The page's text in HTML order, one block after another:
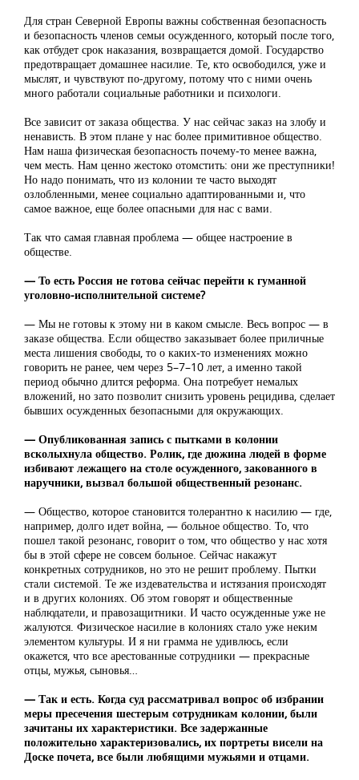
Для стран Северной Европы важны собственная безопасность
и безопасность членов семьи осужденного, который после того,
как отбудет срок наказания, возвращается домой. Государство
предотвращает домашнее насилие. Те, кто освободился, уже и
мыслят, и чувствуют по-другому, потому что с ними очень
много работали социальные работники и психологи.
Все зависит от заказа общества. У нас сейчас заказ на злобу и
ненависть. В этом плане у нас более примитивное общество.
Нам наша физическая безопасность почему-то менее важна,
чем месть. Нам ценно жестоко отомстить: они же преступники!
Но надо понимать, что из колонии те часто выходят
озлобленными, менее социально адаптированными и, что
самое важное, еще более опасными для нас с вами.
Так что самая главная проблема — общее настроение в
обществе.
— То есть Россия не готова сейчас перейти к гуманной
уголовно-исполнительной системе?
— Мы не готовы к этому ни в каком смысле. Весь вопрос — в
заказе общества. Если общество заказывает более приличные
места лишения свободы, то о каких-то изменениях можно
говорить не ранее, чем через 5–7–10 лет, а именно такой
период обычно длится реформа. Она потребует немалых
вложений, но зато позволит снизить уровень рецидива, сделает
бывших осужденных безопасными для окружающих.
— Опубликованная запись с пытками в колонии
всколыхнула общество. Ролик, где дюжина людей в форме
избивают лежащего на столе осужденного, закованного в
наручники, вызвал большой общественный резонанс.
— Общество, которое становится толерантно к насилию — где,
например, долго идет война, — больное общество. То, что
пошел такой резонанс, говорит о том, что общество у нас хотя
бы в этой сфере не совсем больное. Сейчас накажут
конкретных сотрудников, но это не решит проблему. Пытки
стали системой. Те же издевательства и истязания происходят
и в других колониях. Об этом говорят и общественные
наблюдатели, и правозащитники. И часто осужденные уже не
жалуются. Физическое насилие в колониях стало уже неким
элементом культуры. И я ни грамма не удивлюсь, если
окажется, что все арестованные сотрудники — прекрасные
отцы, мужья, сыновья…
— Так и есть. Когда суд рассматривал вопрос об избрании
меры пресечения шестерым сотрудникам колонии, были
зачитаны их характеристики. Все задержанные
положительно характеризовались, их портреты висели на
Доске почета, все были любящими мужьями и отцами.